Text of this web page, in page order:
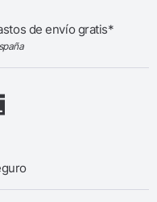
de envío gratis*